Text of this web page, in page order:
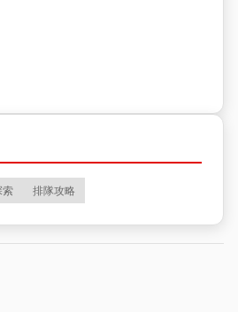
索 排隊攻略